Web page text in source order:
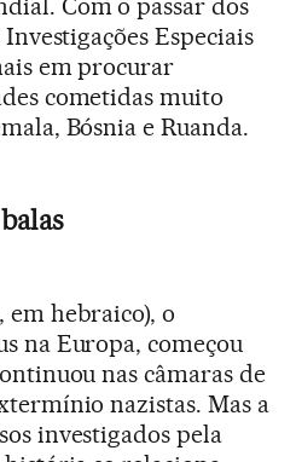
Com o passar dos
Especiais
em procurar
cometidas muito
Bósnia e Ruanda.
hebraico), o
na Europa, começou
nas câmaras de
nazistas. Mas a
investigados pela